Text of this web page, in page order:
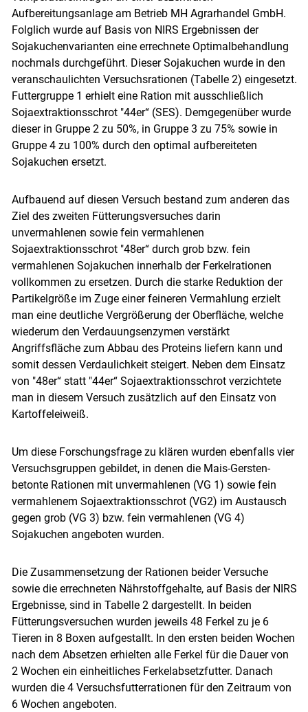
Aufbereitungsanlage am Betrieb MH Agrarhandel GmbH.
Folglich wurde auf Basis von NIRS Ergebnissen der
Sojakuchenvarianten eine errechnete Optimalbehandlung
nochmals durchgeführt. Dieser Sojakuchen wurde in den
veranschaulichten Versuchsrationen (Tabelle 2) eingesetzt.
Futtergruppe 1 erhielt eine Ration mit ausschließlich
Sojaextraktionsschrot "44er“ (SES). Demgegenüber wurde
dieser in Gruppe 2 zu 50%, in Gruppe 3 zu 75% sowie in
Gruppe 4 zu 100% durch den optimal aufbereiteten
Sojakuchen ersetzt.
Aufbauend auf diesen Versuch bestand zum anderen das
Ziel des zweiten Fütterungsversuches darin
unvermahlenen sowie fein vermahlenen
Sojaextraktionsschrot "48er“ durch grob bzw. fein
vermahlenen Sojakuchen innerhalb der Ferkelrationen
vollkommen zu ersetzen. Durch die starke Reduktion der
Partikelgröße im Zuge einer feineren Vermahlung erzielt
man eine deutliche Vergrößerung der Oberfläche, welche
wiederum den Verdauungsenzymen verstärkt
Angriffsfläche zum Abbau des Proteins liefern kann und
somit dessen Verdaulichkeit steigert. Neben dem Einsatz
von "48er“ statt "44er“ Sojaextraktionsschrot verzichtete
man in diesem Versuch zusätzlich auf den Einsatz von
Kartoffeleiweiß.
Um diese Forschungsfrage zu klären wurden ebenfalls vier
Versuchsgruppen gebildet, in denen die Mais-Gersten-
betonte Rationen mit unvermahlenen (VG 1) sowie fein
vermahlenem Sojaextraktionsschrot (VG2) im Austausch
gegen grob (VG 3) bzw. fein vermahlenen (VG 4)
Sojakuchen angeboten wurden.
Die Zusammensetzung der Rationen beider Versuche
sowie die errechneten Nährstoffgehalte, auf Basis der NIRS
Ergebnisse, sind in Tabelle 2 dargestellt. In beiden
Fütterungsversuchen wurden jeweils 48 Ferkel zu je 6
Tieren in 8 Boxen aufgestallt. In den ersten beiden Wochen
nach dem Absetzen erhielten alle Ferkel für die Dauer von
2 Wochen ein einheitliches Ferkelabsetzfutter. Danach
wurden die 4 Versuchsfutterrationen für den Zeitraum von
6 Wochen angeboten.